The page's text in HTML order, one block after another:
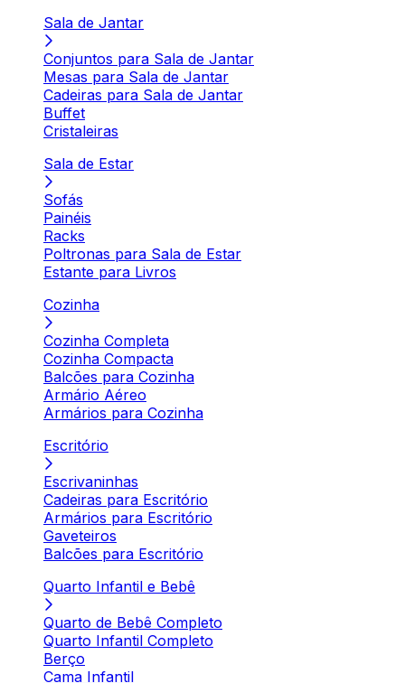
Sala de Jantar
Conjuntos para Sala de Jantar
Mesas para Sala de Jantar
Cadeiras para Sala de Jantar
Buffet
Cristaleiras
Sala de Estar
Sofás
Painéis
Racks
Poltronas para Sala de Estar
Estante para Livros
Cozinha
Cozinha Completa
Cozinha Compacta
Balcões para Cozinha
Armário Aéreo
Armários para Cozinha
Escritório
Escrivaninhas
Cadeiras para Escritório
Armários para Escritório
Gaveteiros
Balcões para Escritório
Quarto Infantil e Bebê
Quarto de Bebê Completo
Quarto Infantil Completo
Berço
Cama Infantil